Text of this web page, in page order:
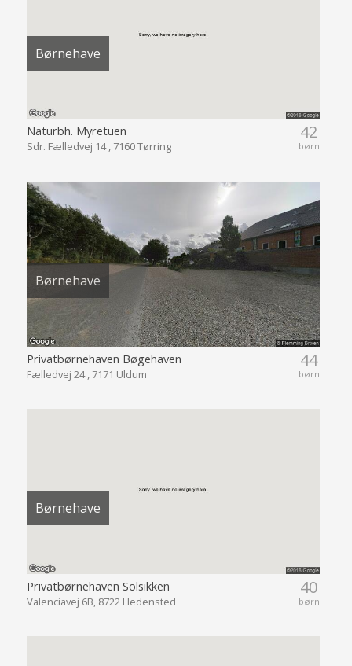
Børnehave
42
børn
Naturbh. Myretuen
Sdr. Fælledvej 14 , 7160 Tørring
Børnehave
44
børn
Privatbørnehaven Bøgehaven
Fælledvej 24 , 7171 Uldum
Børnehave
40
børn
Privatbørnehaven Solsikken
Valenciavej 6B, 8722 Hedensted